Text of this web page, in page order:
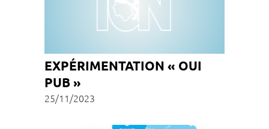
EXPÉRIMENTATION « OUI
PUB »
25/11/2023